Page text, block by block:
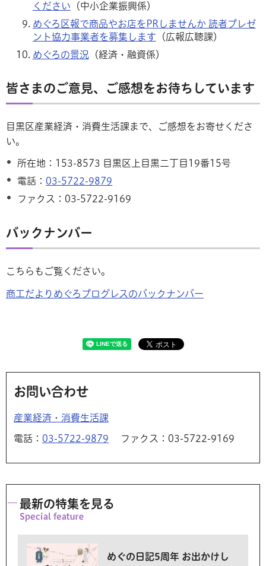
ください （中小企業振興係）
めぐろ区報で商品やお店をPRしませんか 読者プレゼ
ント協力事業者を募集します （広報広聴課）
めぐろの景況 （経済・融資係）
皆さまのご意見、ご感想をお待ちしています
目黒区産業経済・消費生活課まで、ご感想をお寄せくださ
い。
所在地：153-8573 目黒区上目黒二丁目19番15号
電話：03-5722-9879
ファクス：03-5722-9169
バックナンバー
こちらもご覧ください。
商工だよりめぐろプログレスのバックナンバー
お問い合わせ
産業経済・消費生活課
電話： 03-5722-9879 ファクス：03-5722-9169
最新の特集を見る
めぐの日記5周年 お出かけし